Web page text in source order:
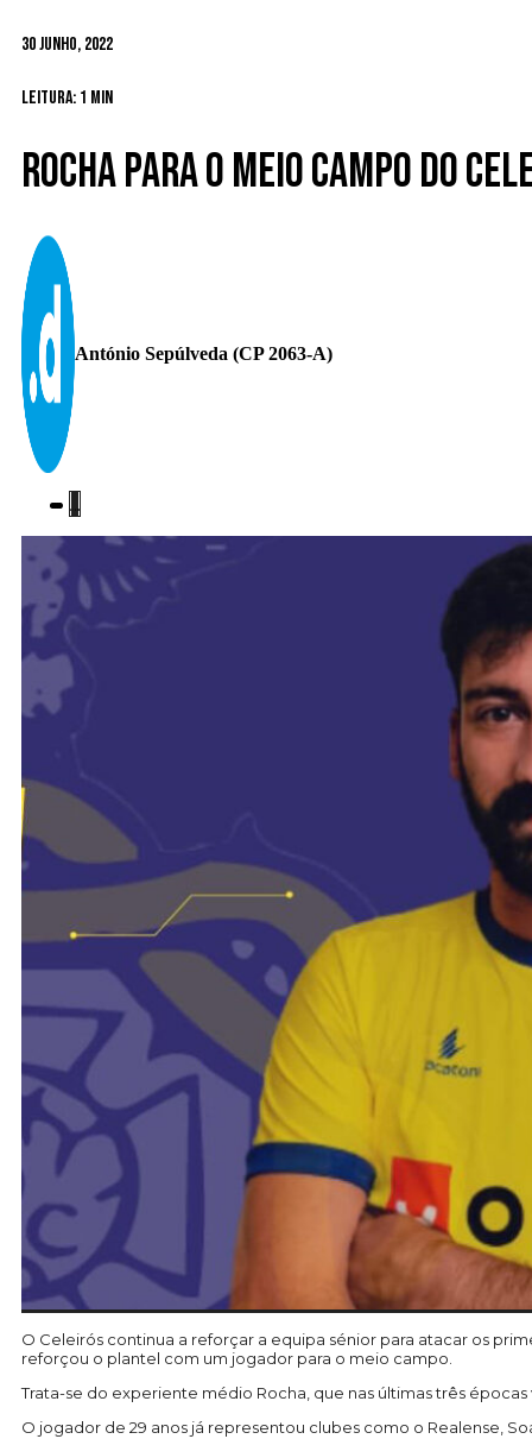
30 Junho, 2022
Leitura: 1 min
Rocha para o meio campo do
António Sepúlveda (CP 2063-A)
O Celeirós continua a reforçar a equipa sénior para atacar os
reforçou o plantel com um jogador para o meio campo.
Trata-se do experiente médio Rocha, que nas últimas três
O jogador de 29 anos já representou clubes como o Realense,